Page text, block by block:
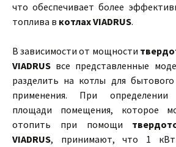
что обеспечивает более
топлива в котлах VIADRUS.
В зависимости от мощности
VIADRUS все представленные
разделить на котлы для
применения. При определении
площади помещения, которое
отопить при помощи
VIADRUS, принимают, что 1 кВт